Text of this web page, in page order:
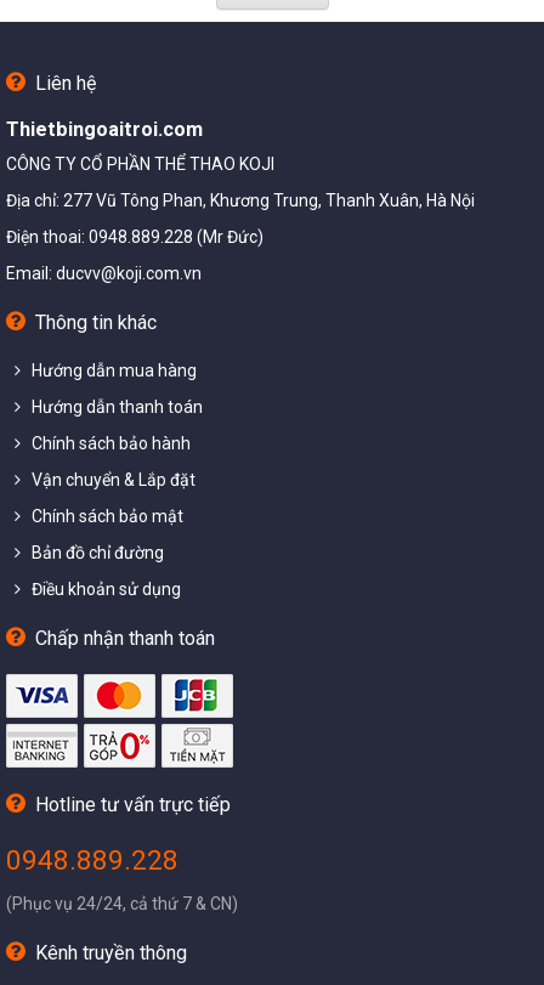
Liên hệ
Thietbingoaitroi.com
CÔNG TY CỔ PHẦN THỂ THAO KOJI
Địa chỉ: 277 Vũ Tông Phan, Khương Trung, Thanh Xuân, Hà Nội
Điện thoai: 0948.889.228 (Mr Đức)
Email: ducvv@koji.com.vn
Thông tin khác
Hướng dẫn mua hàng
Hướng dẫn thanh toán
Chính sách bảo hành
Vận chuyển & Lắp đặt
Chính sách bảo mật
Bản đồ chỉ đường
Điều khoản sử dụng
Chấp nhận thanh toán
Hotline tư vấn trực tiếp
0948.889.228
(Phục vụ 24/24, cả thứ 7 & CN)
Kênh truyền thông